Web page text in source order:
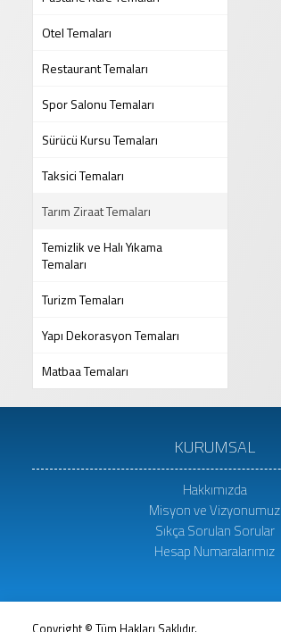
Otel Temaları
Restaurant Temaları
Spor Salonu Temaları
Sürücü Kursu Temaları
Taksici Temaları
Tarım Ziraat Temaları
Temizlik ve Halı Yıkama
Temaları
Turizm Temaları
Yapı Dekorasyon Temaları
Matbaa Temaları
KURUMSAL
Hakkımızda
Misyon ve Vizyonumuz
Sıkça Sorulan Sorular
Hesap Numaralarımız
Copyright © Tüm Hakları Saklıdır.